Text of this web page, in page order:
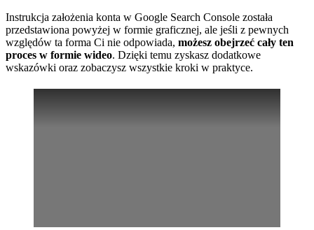
Instrukcja założenia konta w Google Search Console została
przedstawiona powyżej w formie graficznej, ale jeśli z pewnych
względów ta forma Ci nie odpowiada, możesz obejrzeć cały ten
proces w formie wideo. Dzięki temu zyskasz dodatkowe
wskazówki oraz zobaczysz wszystkie kroki w praktyce.